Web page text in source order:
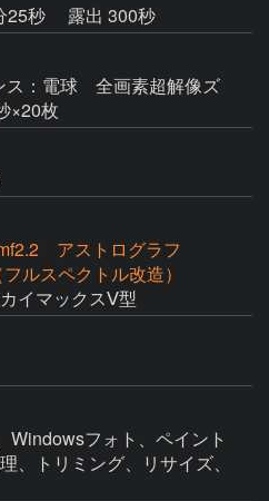
25秒
露出 300秒
：電球 全画素超解像ズ
×20枚
アストログラフ
ルスペクトル改造）
イマックスⅤ型
Windowsフォト、ペイント
、トリミング、リサイズ、